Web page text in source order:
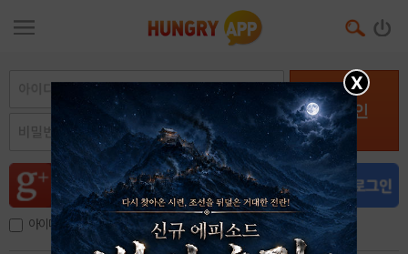
로그인
아이디, 이메일 저장
X